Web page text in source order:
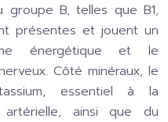
groupe B, telles que B1,
présentes et jouent un
énergétique et le
Côté minéraux, le
essentiel à la
ainsi que du